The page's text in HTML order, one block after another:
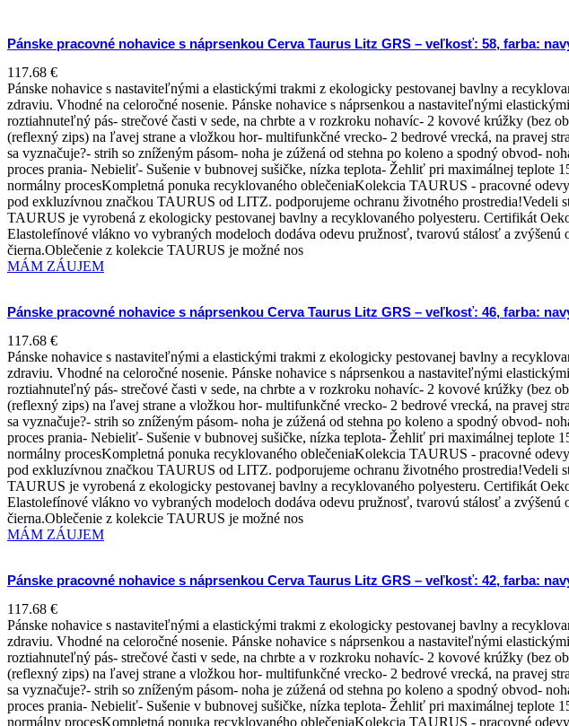
Pánske pracovné nohavice s náprsenkou Cerva Taurus Litz GRS – veľkosť: 58, farba:
117.68 €
Pánske nohavice s nastaviteľnými a elastickými trakmi z ekologicky pestovanej bavlny a
zdraviu. Vhodné na celoročné nosenie. Pánske nohavice s náprsenkou a nastaviteľnými
roztiahnuteľný pás- strečové časti v sede, na chrbte a v rozkroku nohavíc- 2 kovové krúžky (bez
(reflexný zips) na ľavej strane a vložkou hor- multifunkčné vrecko- 2 bedrové vrecká, na pravej
sa vyznačuje?- strih so zníženým pásom- noha je zúžená od stehna po koleno a spodný obvod-
proces prania- Nebieliť- Sušenie v bubnovej sušičke, nízka teplota- Žehliť pri maximálnej teplote
normálny procesKompletná ponuka recyklovaného oblečeniaKolekcia TAURUS - pracovné
pod exkluzívnou značkou TAURUS od LITZ. podporujeme ochranu životného prostredia!Vedeli
TAURUS je vyrobená z ekologicky pestovanej bavlny a recyklovaného polyesteru. Certifikát
Elastolefínové vlákno vo vybraných modeloch dodáva odevu pružnosť, tvarovú stálosť a
čierna.Oblečenie z kolekcie TAURUS je možné nos
MÁM ZÁUJEM
Pánske pracovné nohavice s náprsenkou Cerva Taurus Litz GRS – veľkosť: 46, farba:
117.68 €
Pánske nohavice s nastaviteľnými a elastickými trakmi z ekologicky pestovanej bavlny a
zdraviu. Vhodné na celoročné nosenie. Pánske nohavice s náprsenkou a nastaviteľnými
roztiahnuteľný pás- strečové časti v sede, na chrbte a v rozkroku nohavíc- 2 kovové krúžky (bez
(reflexný zips) na ľavej strane a vložkou hor- multifunkčné vrecko- 2 bedrové vrecká, na pravej
sa vyznačuje?- strih so zníženým pásom- noha je zúžená od stehna po koleno a spodný obvod-
proces prania- Nebieliť- Sušenie v bubnovej sušičke, nízka teplota- Žehliť pri maximálnej teplote
normálny procesKompletná ponuka recyklovaného oblečeniaKolekcia TAURUS - pracovné
pod exkluzívnou značkou TAURUS od LITZ. podporujeme ochranu životného prostredia!Vedeli
TAURUS je vyrobená z ekologicky pestovanej bavlny a recyklovaného polyesteru. Certifikát
Elastolefínové vlákno vo vybraných modeloch dodáva odevu pružnosť, tvarovú stálosť a
čierna.Oblečenie z kolekcie TAURUS je možné nos
MÁM ZÁUJEM
Pánske pracovné nohavice s náprsenkou Cerva Taurus Litz GRS – veľkosť: 42, farba:
117.68 €
Pánske nohavice s nastaviteľnými a elastickými trakmi z ekologicky pestovanej bavlny a
zdraviu. Vhodné na celoročné nosenie. Pánske nohavice s náprsenkou a nastaviteľnými
roztiahnuteľný pás- strečové časti v sede, na chrbte a v rozkroku nohavíc- 2 kovové krúžky (bez
(reflexný zips) na ľavej strane a vložkou hor- multifunkčné vrecko- 2 bedrové vrecká, na pravej
sa vyznačuje?- strih so zníženým pásom- noha je zúžená od stehna po koleno a spodný obvod-
proces prania- Nebieliť- Sušenie v bubnovej sušičke, nízka teplota- Žehliť pri maximálnej teplote
normálny procesKompletná ponuka recyklovaného oblečeniaKolekcia TAURUS - pracovné